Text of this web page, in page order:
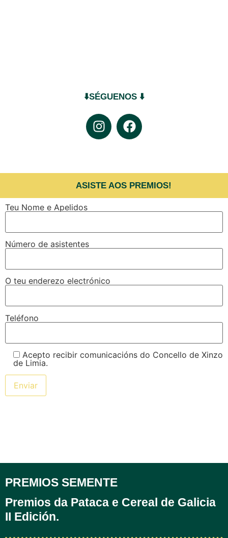
⬇️SÉGUENOS ⬇️
ASISTE AOS PREMIOS!
Teu Nome e Apelidos
Número de asistentes
O teu enderezo electrónico
Teléfono
Acepto recibir comunicacións do Concello de Xinzo
de Limia.
PREMIOS SEMENTE
Premios da Pataca e Cereal de Galicia
II Edición.